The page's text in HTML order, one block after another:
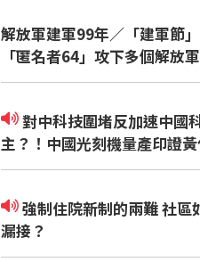
解放軍建軍99年／「建軍節
「匿名者64」攻下多個解放
對中科技圍堵反加速中國科技自
主？！中國光刻機量產印證
點
強制住院新制的兩難 社區如何不
漏接？